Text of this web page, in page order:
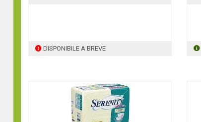
DISPONIBILE A BREVE